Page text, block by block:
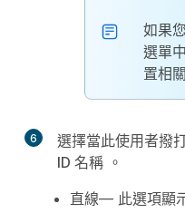
如果
選單
置相
6 選擇當此使用者撥
ID 名稱 。
直線— 此選項顯